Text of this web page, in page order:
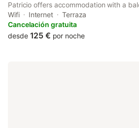
Patricio offers accommodation with a
garden and a bar. Featuring a concierge
also provides guests with a picnic area.
Wifi Internet
Terraza
Cancelación gratuita
desde 125 € por noche